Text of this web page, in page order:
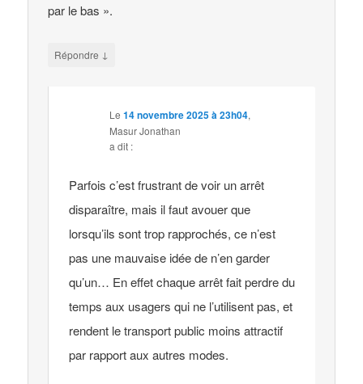
par le bas ».
Répondre ↓
Le 14 novembre 2025 à 23h04,
Masur Jonathan
a dit :
Parfois c’est frustrant de voir un arrêt
disparaître, mais il faut avouer que
lorsqu’ils sont trop rapprochés, ce n’est
pas une mauvaise idée de n’en garder
qu’un… En effet chaque arrêt fait perdre du
temps aux usagers qui ne l’utilisent pas, et
rendent le transport public moins attractif
par rapport aux autres modes.